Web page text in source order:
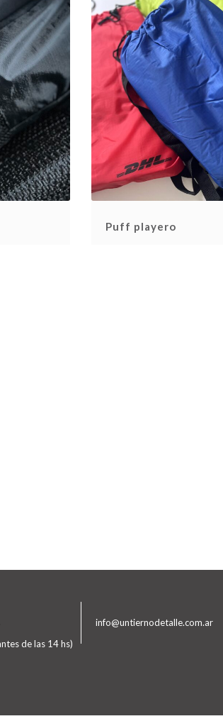
Puff playero
de las 14 hs)
info@untiernodetalle.com.ar